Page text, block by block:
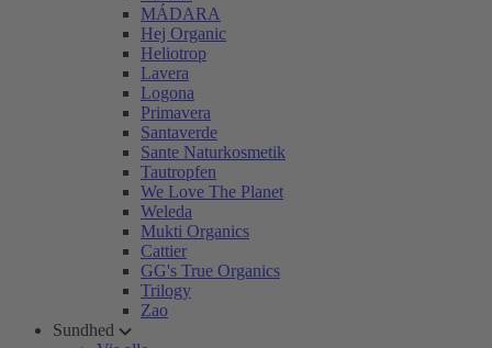
MÁDARA
Hej Organic
Heliotrop
Lavera
Logona
Primavera
Santaverde
Sante Naturkosmetik
Tautropfen
We Love The Planet
Weleda
Mukti Organics
Cattier
GG's True Organics
Trilogy
Zao
Sundhed